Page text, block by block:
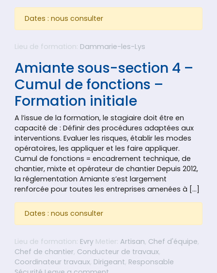
Dates : nous consulter
Lieu de formation: Dammarie-les-Lys
Amiante sous-section 4 –
Cumul de fonctions –
Formation initiale
A l’issue de la formation, le stagiaire doit être en
capacité de : Définir des procédures adaptées aux
interventions. Evaluer les risques, établir les modes
opératoires, les appliquer et les faire appliquer.
Cumul de fonctions = encadrement technique, de
chantier, mixte et opérateur de chantier Depuis 2012,
la réglementation Amiante s’est largement
renforcée pour toutes les entreprises amenées à […]
Dates : nous consulter
Lieu de formation: Evry Metier: Artisan, Chef d'équipe,
Chef de chantier, Conducteur de travaux,
Coordinateur travaux, Dirigeant, Responsable